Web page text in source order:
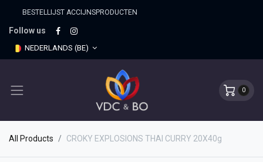
BESTELLIJST ACCIJNSPRO​DUCTEN
Follow us
NEDERLANDS (BE)
0
All Products CROKY EXPLOSIONS THAI CURRY 20X40g